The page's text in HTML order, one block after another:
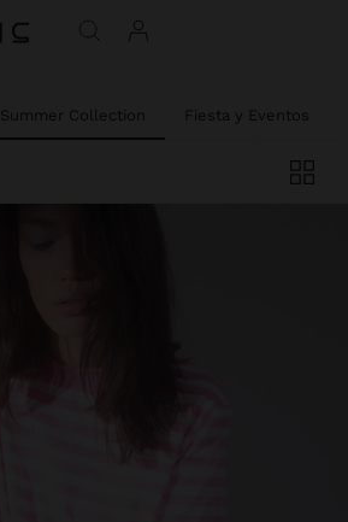
Summer Collection Fiesta y Eventos